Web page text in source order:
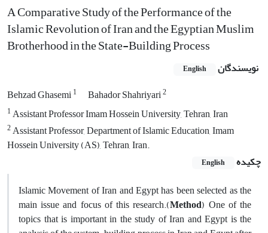
A Comparative Study of the Performance of the
Islamic Revolution of Iran and the Egyptian Muslim
Brotherhood in the State-Building Process
نویسندگان English
Behzad Ghasemi1 Bahador Shahriyari2
1Assistant Professor Imam Hossein University, Tehran, Iran
2Assistant Professor, Department of Islamic Education, Imam
Hossein University (AS), Tehran, Iran.
چکیده
English
Islamic Movement of Iran and Egypt has been selected as the
main issue and focus of this research.(Method) One of the
topics that is important in the study of Iran and Egypt is the